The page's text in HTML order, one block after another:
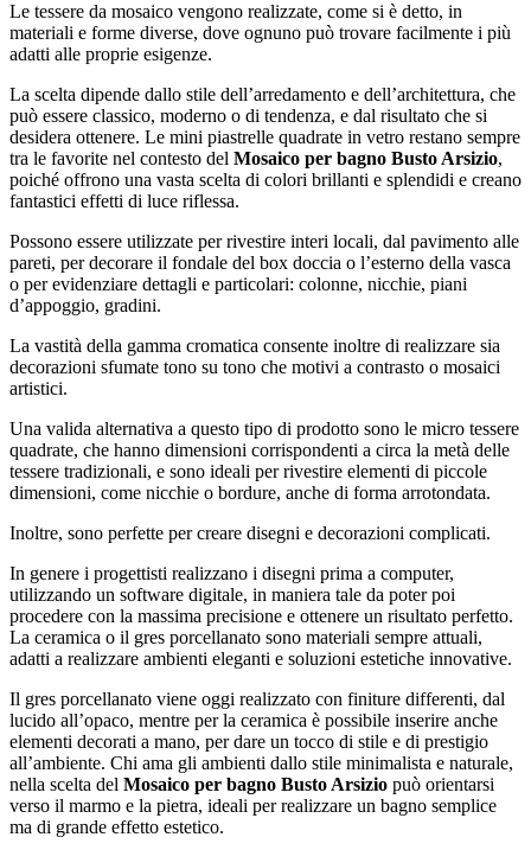
Le tessere da mosaico vengono realizzate, come si è detto, in
materiali e forme diverse, dove ognuno può trovare facilmente i più
adatti alle proprie esigenze.
La scelta dipende dallo stile dell’arredamento e dell’architettura, che
può essere classico, moderno o di tendenza, e dal risultato che si
desidera ottenere. Le mini piastrelle quadrate in vetro restano sempre
tra le favorite nel contesto del Mosaico per bagno Busto Arsizio,
poiché offrono una vasta scelta di colori brillanti e splendidi e creano
fantastici effetti di luce riflessa.
Possono essere utilizzate per rivestire interi locali, dal pavimento alle
pareti, per decorare il fondale del box doccia o l’esterno della vasca
o per evidenziare dettagli e particolari: colonne, nicchie, piani
d’appoggio, gradini.
La vastità della gamma cromatica consente inoltre di realizzare sia
decorazioni sfumate tono su tono che motivi a contrasto o mosaici
artistici.
Una valida alternativa a questo tipo di prodotto sono le micro tessere
quadrate, che hanno dimensioni corrispondenti a circa la metà delle
tessere tradizionali, e sono ideali per rivestire elementi di piccole
dimensioni, come nicchie o bordure, anche di forma arrotondata.
Inoltre, sono perfette per creare disegni e decorazioni complicati.
In genere i progettisti realizzano i disegni prima a computer,
utilizzando un software digitale, in maniera tale da poter poi
procedere con la massima precisione e ottenere un risultato perfetto.
La ceramica o il gres porcellanato sono materiali sempre attuali,
adatti a realizzare ambienti eleganti e soluzioni estetiche innovative.
Il gres porcellanato viene oggi realizzato con finiture differenti, dal
lucido all’opaco, mentre per la ceramica è possibile inserire anche
elementi decorati a mano, per dare un tocco di stile e di prestigio
all’ambiente. Chi ama gli ambienti dallo stile minimalista e naturale,
nella scelta del Mosaico per bagno Busto Arsizio può orientarsi
verso il marmo e la pietra, ideali per realizzare un bagno semplice
ma di grande effetto estetico.